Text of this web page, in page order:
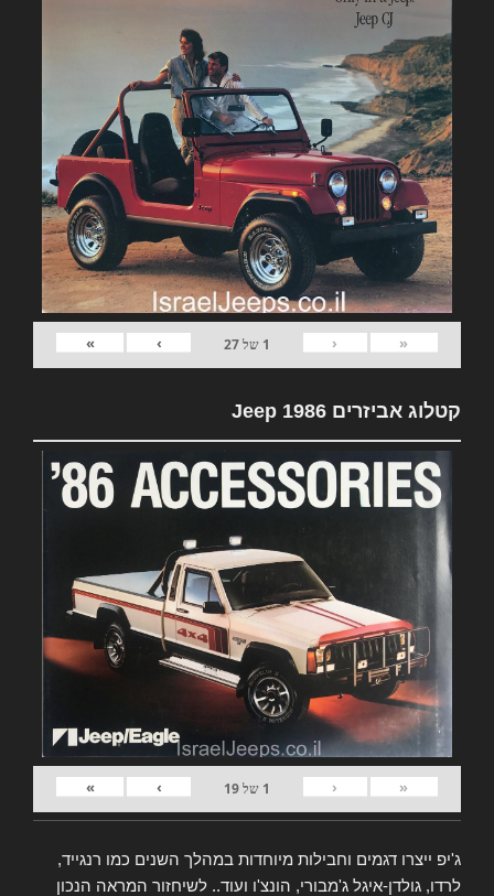
«
‹
1 של27
›
»
קטלוג אביזרים Jeep 1986
«
‹
1 של19
›
»
ג'יפ ייצרו דגמים וחבילות מיוחדות במהלך השנים כמו רנגייד,
לרדו, גולדן-איגל ג'מבורי, הונצ'ו ועוד.. לשיחזור המראה הנכון